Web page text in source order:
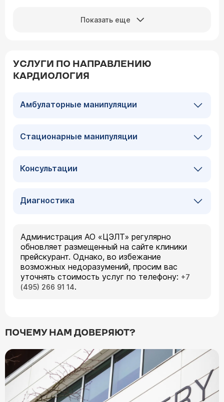
Показать еще
УСЛУГИ ПО НАПРАВЛЕНИЮ
КАРДИОЛОГИЯ
Амбулаторные манипуляции
Стационарные манипуляции
Консультации
Диагностика
Администрация АО «ЦЭЛТ» регулярно
обновляет размещенный на сайте клиники
прейскурант. Однако, во избежание
возможных недоразумений, просим вас
уточнять стоимость услуг по телефону: +7
(495) 266 91 14.
ПОЧЕМУ НАМ ДОВЕРЯЮТ?